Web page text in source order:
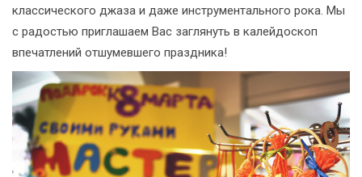
классического джаза и даже инструментального рока. Мы
с радостью приглашаем Вас заглянуть в калейдоскоп
впечатлений отшумевшего праздника!